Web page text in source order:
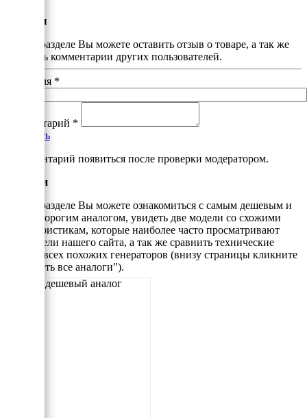
Отзывы
В этом разделе Вы можете оставить отзыв о товаре, а так же
почитать комментарии других пользователей.
Ваше имя *
Комментарий *
Добавить
*Комментарий появиться после проверки модератором.
Аналоги
В этом разделе Вы можете ознакомиться с самым дешевым и
самым дорогим аналогом, увидеть две модели со схожими
характеристикам, которые наиболее часто просматривают
посетители нашего сайта, а так же сравнить технические
данные всех похожих генераторов (внизу страницы кликните
"Смотреть все аналоги").
Самый дешевый аналог